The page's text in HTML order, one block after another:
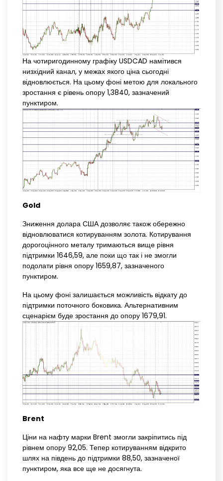
На чотиригодинному графіку USDCAD намітився
низхідний канал, у межах якого ціна сьогодні
відновлюється. На цьому фоні метою для локального
зростання є рівень опору 1,3840, зазначений
пунктиром.
Gold
Зниження долара США дозволяє також обережно
відновлюватися котируванням золота. Котирування
дорогоцінного металу тримаються вище рівня
підтримки 1646,59, але поки що так і не змогли
подолати рівня опору 1659,87, зазначеного
пунктиром.
На цьому фоні залишається можливість відкату до
підтримки поточного боковика. Альтернативним
сценарієм буде зростання до опору 1679,91.
Brent
Ціни на нафту марки Brent змогли закріпитись під
рівнем опору 92,05. Тепер котируванням відкрито
шлях на південь до підтримки 88,50, зазначеної
пунктиром, яка все ще не досягнута.